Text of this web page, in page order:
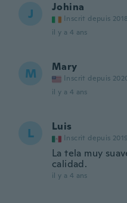
J Johina
Inscrit depuis 2018
il y a 4 ans
M Mary
Inscrit depuis
il y a 4 ans
L Luis
Inscrit depuis 2019
La tela muy
calidad.
il y a 4 ans